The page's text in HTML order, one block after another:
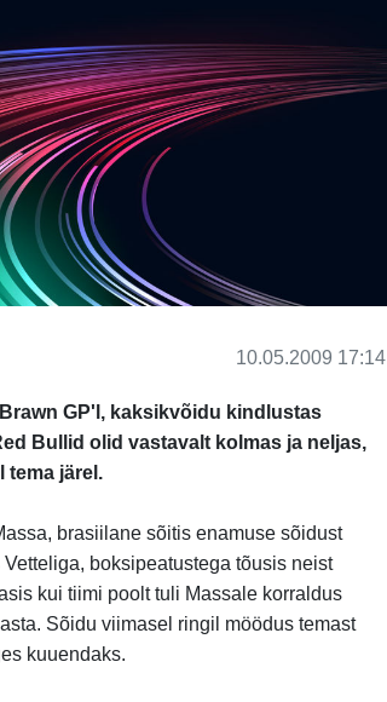
10.05.2009 17:14
GP'l, kaksikvõidu kindlustas
Bullid olid vastavalt kolmas ja neljas,
tema järel.
brasiilane sõitis enamuse sõidust
boksipeatustega tõusis neist
kui tiimi poolt tuli Massale korraldus
Sõidu viimasel ringil möödus temast
kuuendaks.